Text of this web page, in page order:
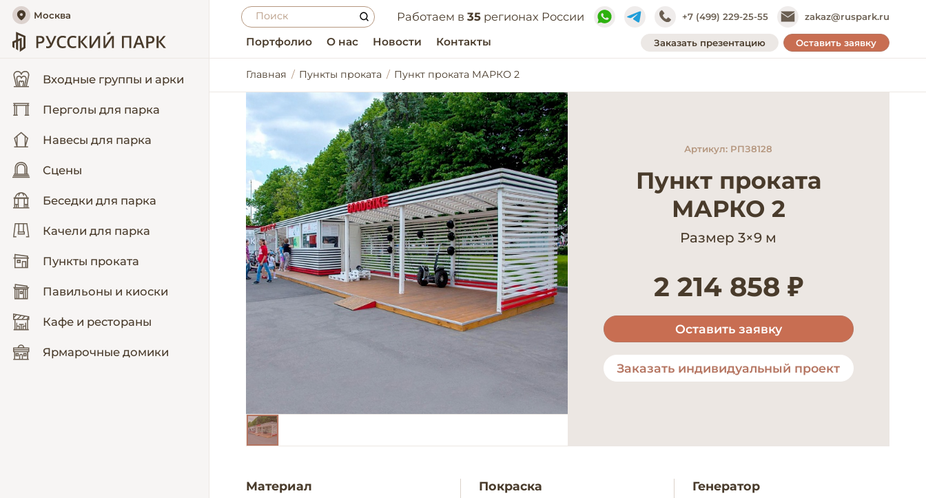
Москва
Входные группы и арки
Перголы для парка
Навесы для парка
Сцены
Беседки для парка
Качели для парка
Пункты проката
Павильоны и киоски
Кафе и рестораны
Ярмарочные домики
Работаем в 35регионах России +7 (499) 229-25-55 zakaz@ruspark.ru
Портфолио О нас Новости Контакты Заказать презентацию Оставить заявку
Главная Пункты проката Пункт проката МАРКО 2
Артикул: РПЗ8128
Пункт проката
МАРКО 2
Размер 3×9 м
2 214 858 ₽
Оставить заявку
Заказать индивидуальный проект
Материал Покраска Генератор